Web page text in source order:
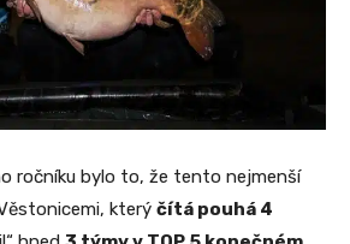
ročníku bylo to, že tento nejmenší
který čítá pouhá 4